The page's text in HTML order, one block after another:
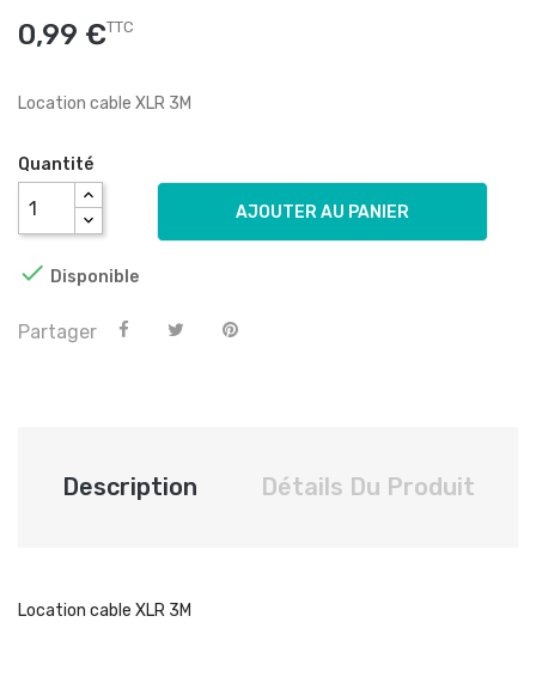
0,99 €TTC
Location cable XLR 3M
Quantité
AJOUTER AU PANIER
 Disponible
Partager
Description Détails Du Produit
Location cable XLR 3M